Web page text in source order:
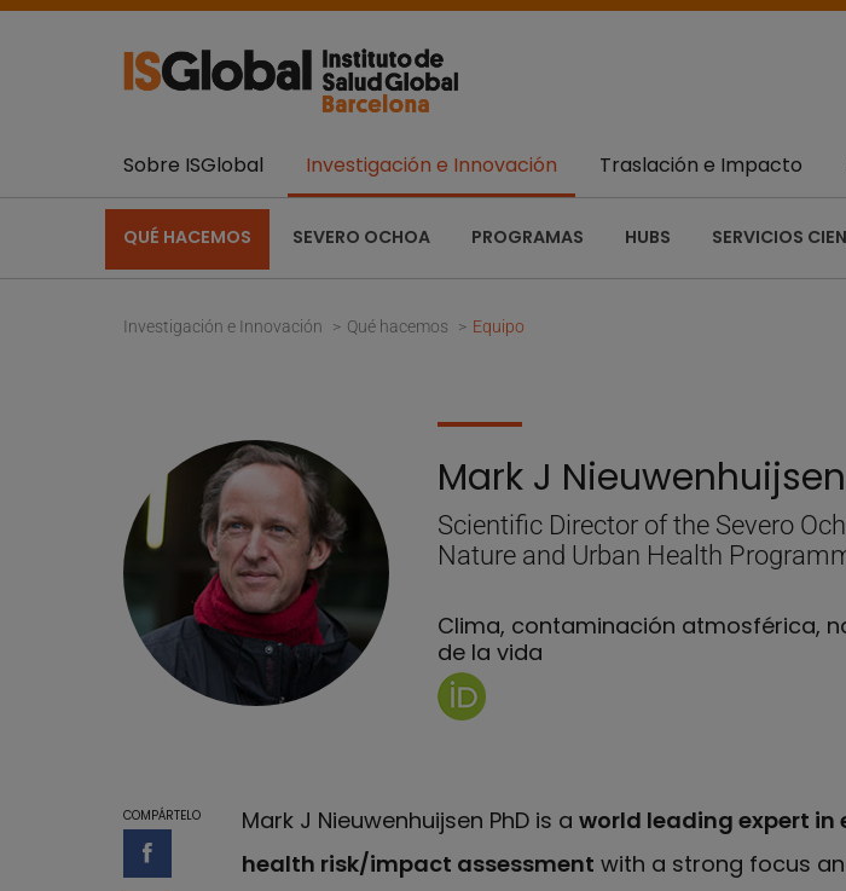
Sobre ISGlobal Investigación e Innovación
QUÉ HACEMOS SEVERO OCHOA PROGRAMAS HUBS SERVICIOS
Traslación e Impacto
Investigación e Innovación Qué hacemos Equipo
Mark J Nieuwenhuijsen
Scientific Director of the Severo
Nature and Urban Health
Clima, contaminación atmosférica,
de la vida
COMPÁRTELO
Compartir en Facebook
Mark J Nieuwenhuijsen PhD is a world leading expert in
health risk/impact assessment with a strong focus